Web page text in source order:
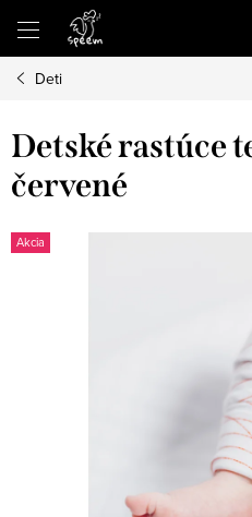
obsah
Deti
Detské rastúce
červené
Akcia